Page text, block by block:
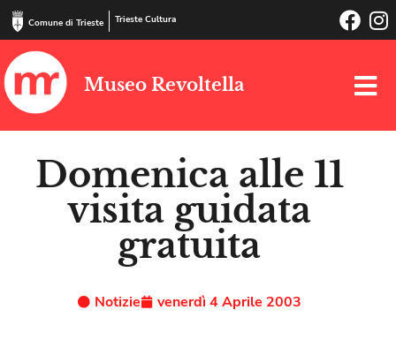
Comune di Trieste Trieste Cultura
Museo Revoltella
Domenica alle 11
visita guidata
gratuita
Notizie venerdì 4 Aprile 2003